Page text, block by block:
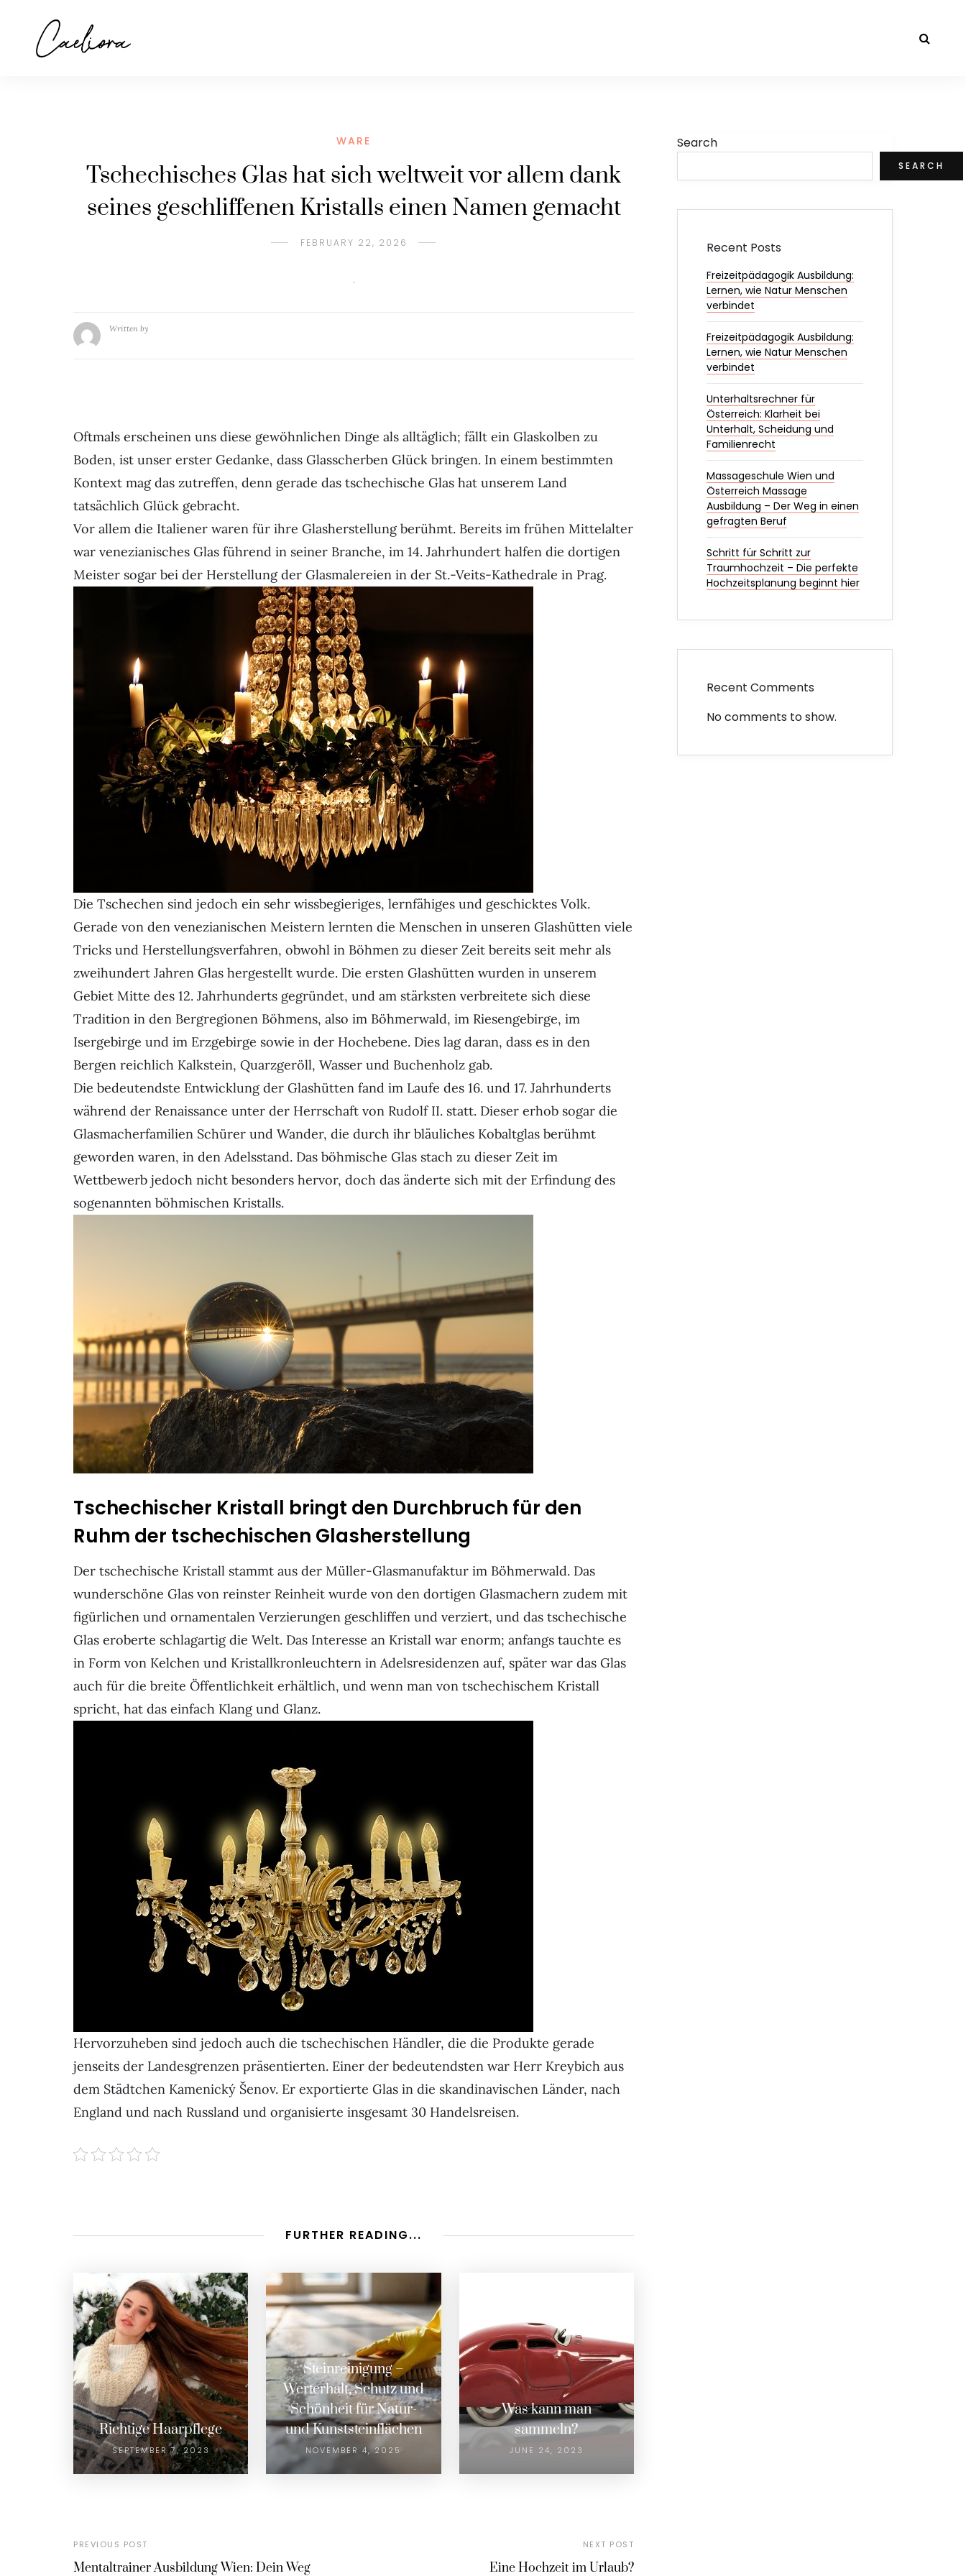
WARE
Tschechisches Glas hat sich weltweit vor allem dank
seines geschliffenen Kristalls einen Namen gemacht
FEBRUARY 22, 2026
Written by
Oftmals erscheinen uns diese gewöhnlichen Dinge als alltäglich; fällt ein Glaskolben zu
Boden, ist unser erster Gedanke, dass Glasscherben Glück bringen. In einem bestimmten
Kontext mag das zutreffen, denn gerade das tschechische Glas hat unserem Land
tatsächlich Glück gebracht.
Vor allem die Italiener waren für ihre Glasherstellung berühmt. Bereits im frühen Mittelalter
war venezianisches Glas führend in seiner Branche, im 14. Jahrhundert halfen die dortigen
Meister sogar bei der Herstellung der Glasmalereien in der St.-Veits-Kathedrale in Prag.
Die Tschechen sind jedoch ein sehr wissbegieriges, lernfähiges und geschicktes Volk.
Gerade von den venezianischen Meistern lernten die Menschen in unseren Glashütten viele
Tricks und Herstellungsverfahren, obwohl in Böhmen zu dieser Zeit bereits seit mehr als
zweihundert Jahren Glas hergestellt wurde. Die ersten Glashütten wurden in unserem
Gebiet Mitte des 12. Jahrhunderts gegründet, und am stärksten verbreitete sich diese
Tradition in den Bergregionen Böhmens, also im Böhmerwald, im Riesengebirge, im
Isergebirge und im Erzgebirge sowie in der Hochebene. Dies lag daran, dass es in den
Bergen reichlich Kalkstein, Quarzgeröll, Wasser und Buchenholz gab.
Die bedeutendste Entwicklung der Glashütten fand im Laufe des 16. und 17. Jahrhunderts
während der Renaissance unter der Herrschaft von Rudolf II. statt. Dieser erhob sogar die
Glasmacherfamilien Schürer und Wander, die durch ihr bläuliches Kobaltglas berühmt
geworden waren, in den Adelsstand. Das böhmische Glas stach zu dieser Zeit im
Wettbewerb jedoch nicht besonders hervor, doch das änderte sich mit der Erfindung des
sogenannten böhmischen Kristalls.
Tschechischer Kristall bringt den Durchbruch für den
Ruhm der tschechischen Glasherstellung
Der tschechische Kristall stammt aus der Müller-Glasmanufaktur im Böhmerwald. Das
wunderschöne Glas von reinster Reinheit wurde von den dortigen Glasmachern zudem mit
figürlichen und ornamentalen Verzierungen geschliffen und verziert, und das tschechische
Glas eroberte schlagartig die Welt. Das Interesse an Kristall war enorm; anfangs tauchte es
in Form von Kelchen und Kristallkronleuchtern in Adelsresidenzen auf, später war das Glas
auch für die breite Öffentlichkeit erhältlich, und wenn man von tschechischem Kristall
spricht, hat das einfach Klang und Glanz.
Hervorzuheben sind jedoch auch die tschechischen Händler, die die Produkte gerade
jenseits der Landesgrenzen präsentierten. Einer der bedeutendsten war Herr Kreybich aus
dem Städtchen Kamenický Šenov. Er exportierte Glas in die skandinavischen Länder, nach
England und nach Russland und organisierte insgesamt 30 Handelsreisen.
FURTHER READING...
Richtige Haarpflege
SEPTEMBER 7, 2023
Steinreinigung –
Werterhalt, Schutz und
Schönheit für Natur-
und Kunststeinflächen
NOVEMBER 4, 2025
Was kann man
sammeln?
JUNE 24, 2023
PREVIOUS POST
Mentaltrainer Ausbildung Wien: Dein Weg
NEXT POST
Eine Hochzeit im Urlaub?
Search
SEARCH
Recent Posts
Freizeitpädagogik Ausbildung:
Lernen, wie Natur Menschen
verbindet
Freizeitpädagogik Ausbildung:
Lernen, wie Natur Menschen
verbindet
Unterhaltsrechner für
Österreich: Klarheit bei
Unterhalt, Scheidung und
Familienrecht
Massageschule Wien und
Österreich Massage
Ausbildung – Der Weg in einen
gefragten Beruf
Schritt für Schritt zur
Traumhochzeit – Die perfekte
Hochzeitsplanung beginnt hier
Recent Comments
No comments to show.